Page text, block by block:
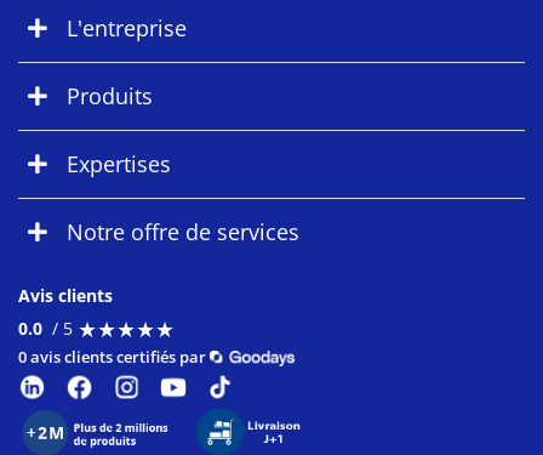
L'entreprise
Produits
Expertises
Notre offre de services
Avis clients
0.0 / 5 ★★★★★
★★★★★
0 avis clients certifiés par